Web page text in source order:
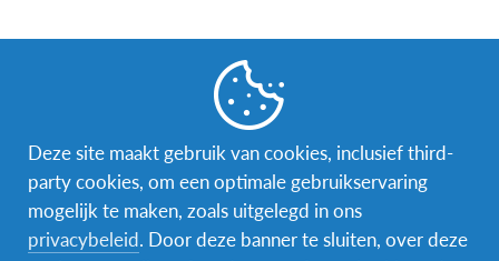
FacebookInstagramMessenger
Deze site maakt gebruik van cookies, inclusief third-
party cookies, om een optimale gebruikservaring
mogelijk te maken, zoals uitgelegd in ons
privacybeleid. Door deze banner te sluiten, over deze